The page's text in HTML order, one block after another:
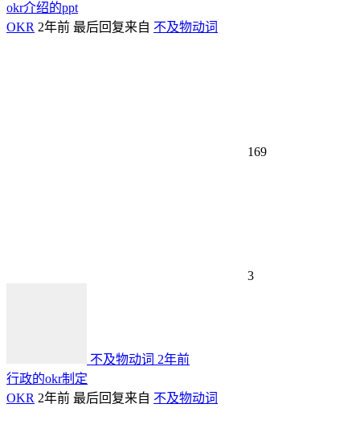
okr介绍的ppt
OKR 2年前 最后回复来自 不及物动词
169
3
不及物动词 2年前
行政的okr制定
OKR 2年前 最后回复来自 不及物动词